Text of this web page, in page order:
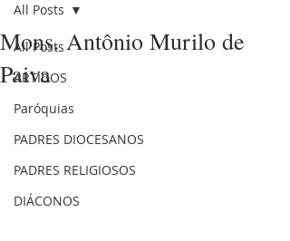
All Posts
ARTIGOS
Paróquias
PADRES DIOCESANOS
PADRES RELIGIOSOS
DIÁCONOS
All Posts
Mons. Antônio Murilo de
Paiva